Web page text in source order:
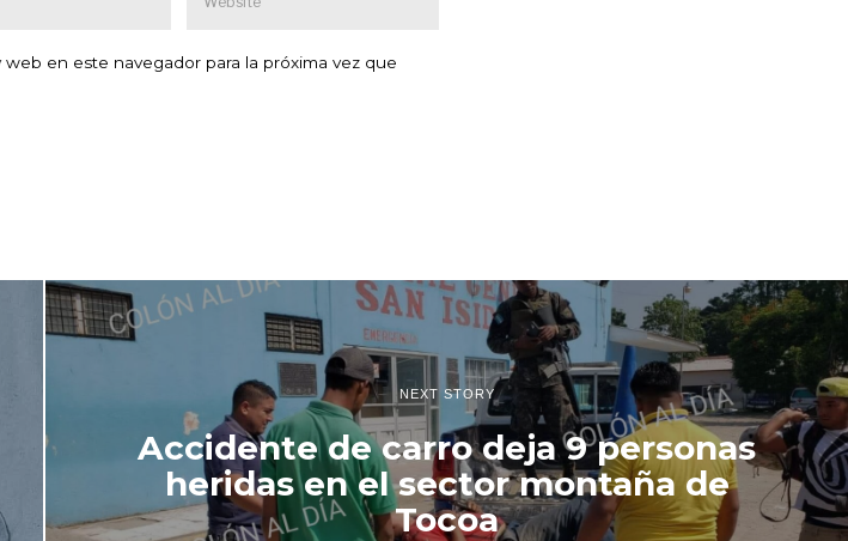
en este navegador para la próxima vez que
NEXT STORY
Accidente de carro deja 9 personas
heridas en el sector montaña de
Tocoa